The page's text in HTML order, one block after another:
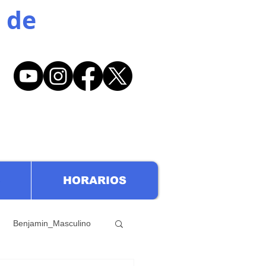
HORARIOS
Benjamin_Masculino